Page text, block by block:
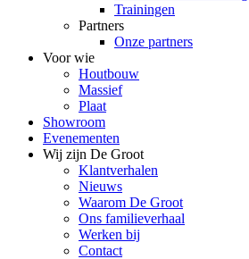
Trainingen
Partners
Onze partners
Voor wie
Houtbouw
Massief
Plaat
Showroom
Evenementen
Wij zijn De Groot
Klantverhalen
Nieuws
Waarom De Groot
Ons familieverhaal
Werken bij
Contact